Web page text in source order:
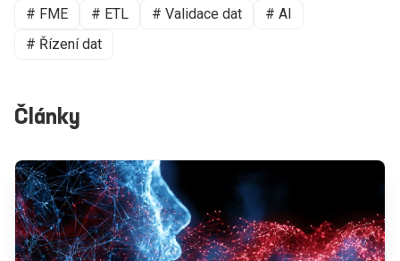
# FME # ETL # Validace dat
# AI
# Řízení dat
Články